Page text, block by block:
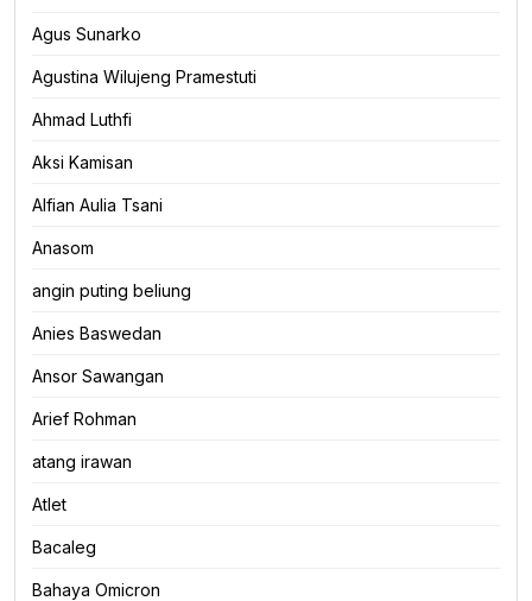
Agus Sunarko
Agustina Wilujeng Pramestuti
Ahmad Luthfi
Aksi Kamisan
Alfian Aulia Tsani
Anasom
angin puting beliung
Anies Baswedan
Ansor Sawangan
Arief Rohman
atang irawan
Atlet
Bacaleg
Bahaya Omicron